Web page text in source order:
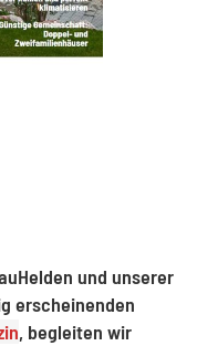
und unserer
erscheinenden
, begleiten wir